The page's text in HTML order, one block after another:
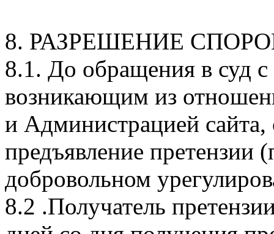
8. РАЗРЕШЕНИЕ
8.1. До обращения в суд
возникающим из
и Администрацией сайта,
предъявление претензии
добровольном
8.2 .Получатель